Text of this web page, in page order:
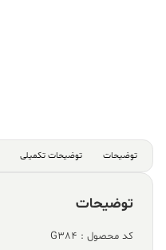
توضیحات توضیحات تکمیلی
توضیحات
کد محصول : G384